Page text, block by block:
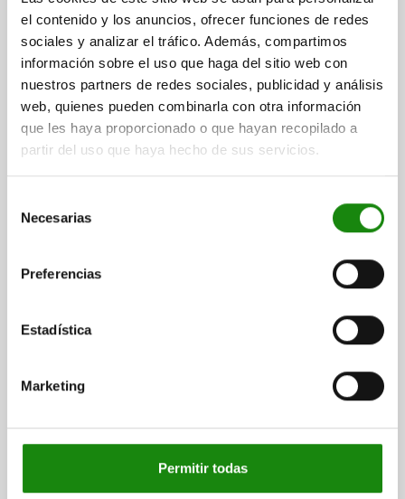
el contenido y los anuncios, ofrecer funciones de redes
sociales y analizar el tráfico. Además, compartimos
información sobre el uso que haga del sitio web con
nuestros partners de redes sociales, publicidad y análisis
web, quienes pueden combinarla con otra información
que les haya proporcionado o que hayan recopilado a
partir del uso que haya hecho de sus servicios.
Necesarias
Preferencias
Estadística
Marketing
Permitir todas
05908
HORIZONTAL, ACERO INOXIDABLE ACABADO
HUSILLO DE PRESIÓN=M8X45
FUERZA DE SUJECIÓN F3 N=940
1=13°
ÁNGULO DE APERTURA BRAZO DE SUJECIÓN SIN TOPE=158°